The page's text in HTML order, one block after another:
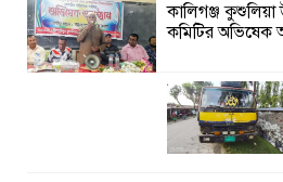
কালিগঞ্জ কুশুলিয়া
কমিটির অভিষেক